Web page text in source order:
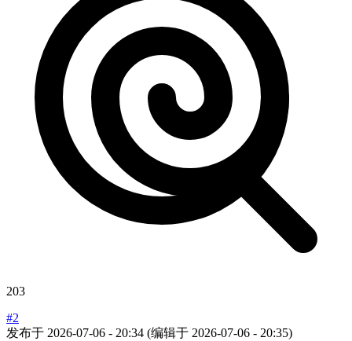
203
#2
发布于 2026-07-06 - 20:34 (编辑于 2026-07-06 - 20:35)